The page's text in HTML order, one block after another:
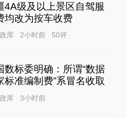
4A级及以上景区自驾服
均改为按车收费
库 2小时前 50评
数标委明确：所谓“数据
标准编制费”系冒名收取
库 3小时前